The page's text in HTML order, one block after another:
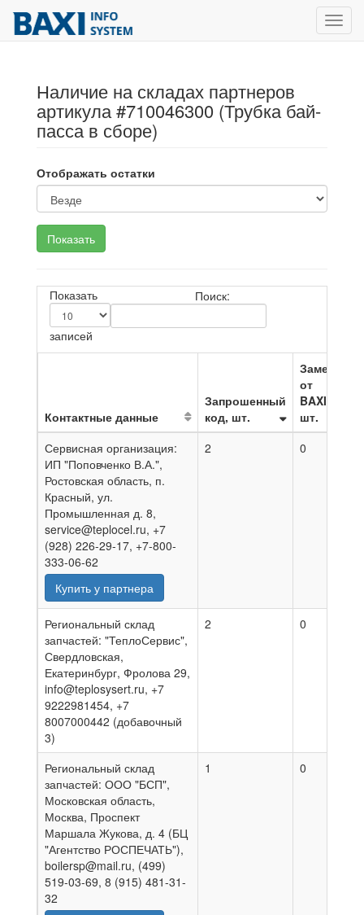
Наличие на складах партнеров
артикула #710046300 (Трубка бай-
пасса в сборе)
Отображать остатки
Показать
записей
Поиск:
Контактные данные
Запрошенный
код, шт.
Замена
от
BAXI,
шт.
Сервисная организация:
ИП "Поповченко В.А.",
Ростовская область, п.
Красный, ул.
Промышленная д. 8,
service@teplocel.ru, +7
(928) 226-29-17, +7-800-
333-06-62
Купить у партнера
2 0
Региональный склад
запчастей: "ТеплоСервис",
Свердловская,
Екатеринбург, Фролова 29,
info@teplosysert.ru, +7
9222981454, +7
8007000442 (добавочный
3)
2 0
Региональный склад
запчастей: ООО "БСП",
Московская область,
Москва, Проспект
Маршала Жукова, д. 4 (БЦ
"Агентство РОСПЕЧАТЬ"),
boilersp@mail.ru, (499)
519-03-69, 8 (915) 481-31-
32
1 0